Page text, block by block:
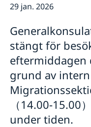
Intyg och apostille
Competent Swedish
Äktenskapscertifikat
Förnya svenskt
Avgifter
Dataskyddspolicy
Så stöttar vi
Vi är en resurs för
Team Sweden
Så kan du få stöd
Svenska företag i
Anmäl handelshinder
29 jan. 2026
stängt för
eftermiddagen
grund av
（14.00-15.00
under tiden.